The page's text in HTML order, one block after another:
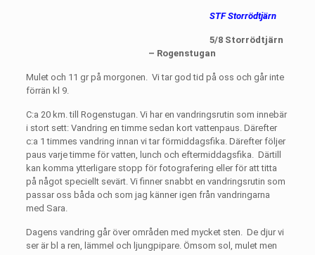
STF Storrödtjärn
5/8 Storrödtjärn
– Rogenstugan
Mulet och 11 gr på morgonen. Vi tar god tid på oss och går inte
förrän kl 9.
C:a 20 km. till Rogenstugan. Vi har en vandringsrutin som innebär
i stort sett: Vandring en timme sedan kort vattenpaus. Därefter
c:a 1 timmes vandring innan vi tar förmiddagsfika. Därefter följer
paus varje timme för vatten, lunch och eftermiddagsfika. Därtill
kan komma ytterligare stopp för fotografering eller för att titta
på något speciellt sevärt. Vi finner snabbt en vandringsrutin som
passar oss båda och som jag känner igen från vandringarna
med Sara.
Dagens vandring går över områden med mycket sten. De djur vi
ser är bl a ren, lämmel och ljungpipare. Ömsom sol, mulet men